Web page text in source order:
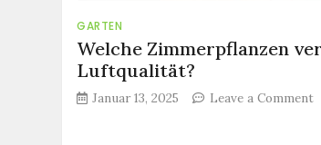
GARTEN
Welche Zimmerpflanzen
Luftqualität?
Januar 13, 2025 Leave a Commenton